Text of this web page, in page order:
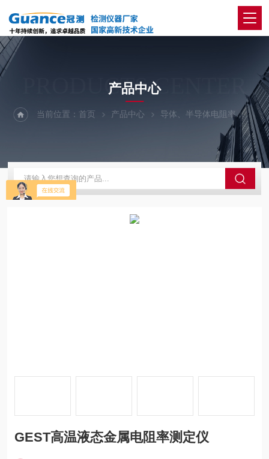
PRODUCTS CENTER
产品中心
当前位置：首页 产品中心 导体、半导体电阻率 液
GEST高温液态金属电阻率测定仪